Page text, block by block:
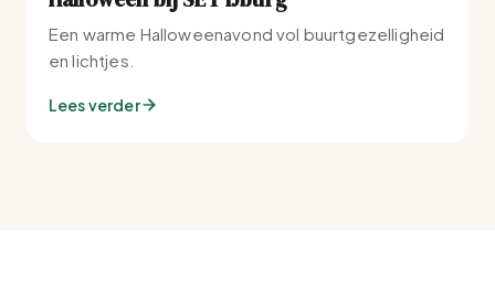
Een warme Halloweenavond vol buurtgezelligheid
en lichtjes.
Lees verder